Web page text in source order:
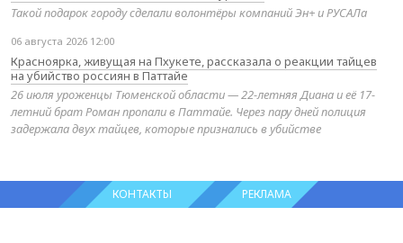
Такой подарок городу сделали волонтёры компаний Эн+ и РУСАЛа
06 августа 2026 12:00
Красноярка, живущая на Пхукете, рассказала о реакции тайцев
на убийство россиян в Паттайе
26 июля уроженцы Тюменской области — 22-летняя Диана и её 17-
летний брат Роман пропали в Паттайе. Через пару дней полиция
задержала двух тайцев, которые признались в убийстве
КОНТАКТЫ РЕКЛАМА